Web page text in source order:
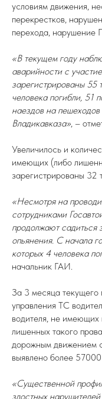
условиям движения,
перекрестков,
перехода,
«В текущем году
аварийности с
зарегистрированы 55
человека погибли, 51
наездов на
Владикавказа», –
Увеличилось и
имеющих (либо
зарегистрированы 32
«Несмотря на
сотрудниками
продолжают садиться
опьянения. С начала
которых 4 человека
начальник ГАИ.
За 3 месяца текущего
управления ТС
водителя, не имеющих
лишенных такого
дорожным движением
выявлено более
«Существенной
злостных